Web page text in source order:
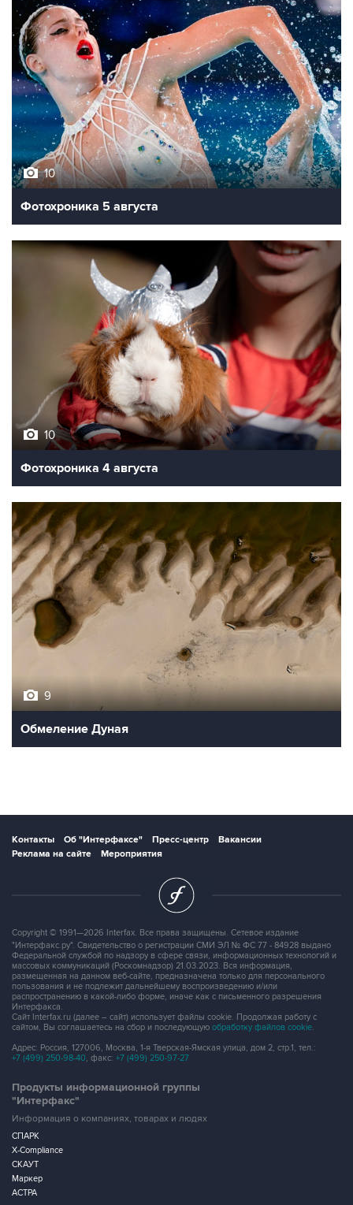
10
Фотохроника 5 августа
10
Фотохроника 4 августа
9
Обмеление Дуная
Контакты Об "Интерфаксе" Пресс-центр
Вакансии
Реклама на сайте
Мероприятия
Copyright © 1991—2026 Interfax. Все права защищены. Сетевое издание
"Интерфакс.ру". Свидетельство о регистрации СМИ ЭЛ № ФС 77 - 84928 выдано
Федеральной службой по надзору в сфере связи, информационных технологий и
массовых коммуникаций (Роскомнадзор) 21.03.2023. Вся информация,
размещенная на данном веб-сайте, предназначена только для персонального
пользования и не подлежит дальнейшему воспроизведению и/или
распространению в какой-либо форме, иначе как с письменного разрешения
Интерфакса.
Сайт Interfax.ru (далее – сайт) использует файлы cookie. Продолжая работу с
сайтом, Вы соглашаетесь на сбор и последующую обработку файлов cookie.
Адрес: Россия, 127006, Москва, 1-я Тверская-Ямская улица, дом 2, стр.1, тел.:
+7 (499) 250-98-40, факс: +7 (499) 250-97-27
Продукты информационной группы
"Интерфакс"
Информация о компаниях, товарах и людях
СПАРК
X-Compliance
СКАУТ
Маркер
АСТРА